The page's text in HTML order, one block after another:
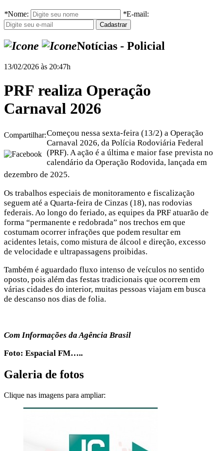
*Nome: *E-mail:
Notícias - Policial
13/02/2026 às 20:47h
PRF realiza Operação
Carnaval 2026
Compartilhar:Começou nessa sexta-feira (13/2) a Operação
Carnaval 2026, da Polícia Rodoviária Federal
(PRF). A ação é a última e maior fase prevista no
calendário da Operação Rodovida, lançada em
dezembro de 2025.
Os trabalhos especiais de monitoramento e fiscalização
seguem até a Quarta-feira de Cinzas (18), nas rodovias
federais. Ao longo do feriado, as equipes da PRF atuarão de
forma “permanente e redobrada” nos trechos em que
costumam ocorrer infrações que podem resultar em
acidentes letais, como mistura de álcool e direção, excesso
de velocidade e ultrapassagens proibidas.
Também é aguardado fluxo intenso de veículos no sentido
oposto, pois além das festas tradicionais que ocorrem em
várias cidades do interior, muitas pessoas viajam em busca
de descanso nos dias de folia.
Com Informações da Agência Brasil
Foto: Espacial FM…..
Galeria de fotos
Clique nas imagens para ampliar: